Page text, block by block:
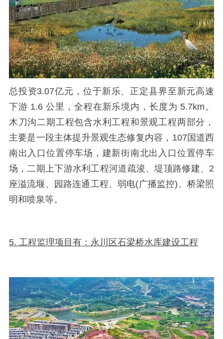
总投资3.07亿元，位于新乐、正定县界至新元高速
下游 1.6公里，全程在新乐境内，长度为 5.7km。
木刀沟二期工程包含水利工程和景观工程两部分，
主要是一段主体提升景观生态修复内容， 107 国道西
南出入口位置停车场，建新街南北出入口位置停车
场，二期上下游水利工程河道疏浚、堤顶路修建、 2
座溢流堰、园路连通工程、弱电(广播监控) 、桥梁照
明和喷泉等。
5. 工程监理项目有：永川区石梁桥水库建设工程